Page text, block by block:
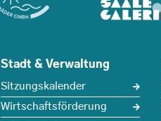
Stadt & Verwaltung
Sitzungskalender
Wirtschaftsförderung